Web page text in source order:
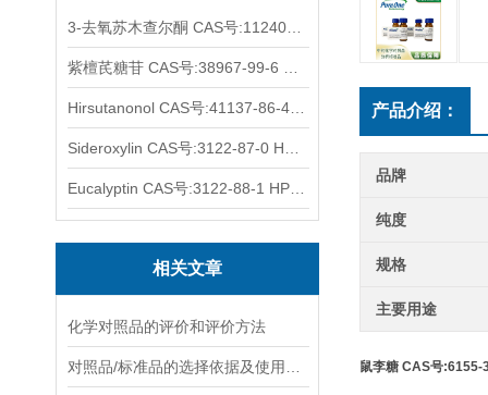
相关文章
化学对照品的评价和评价方法
产品介绍：
品牌
纯度
规格
主要用途
鼠李糖 CAS号:6155-